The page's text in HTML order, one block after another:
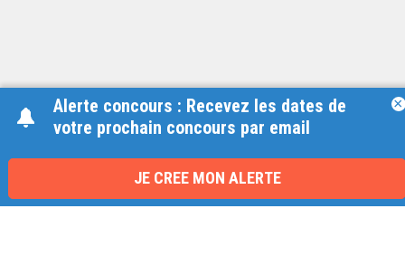
Alerte concours : Recevez les dates de
votre prochain concours par email
JE CREE MON ALERTE
×
Une équipe à votre écoute
du lundi au vendredi de 9h à 17h
01 79 06 76 68